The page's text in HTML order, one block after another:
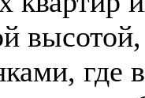
где